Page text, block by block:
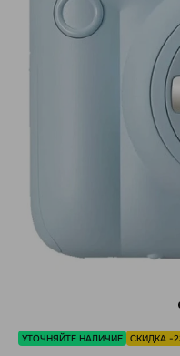
УТОЧНЯЙТЕ НАЛИЧИЕ СКИДКА -